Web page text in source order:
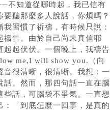
不知道從哪時起，我已信有
聽那麼多人說話，你煩嗎？
習慣了祈禱，有時候只說：
禱告。由於自己尚未真信耶
起伏伏。一個晚上，我禱告
me,I will show you.（向
很清晰，很清晰。我想：一
話。然而，那四句話一直在腦
話，可腦袋不爭氣。一直想
「到底怎麼一回事，是真的